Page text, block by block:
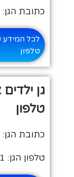
כתובת
לכל המידע
טלפון
גן
טלפון
כתובת הגן:
טלפון הגן: 02-6285451